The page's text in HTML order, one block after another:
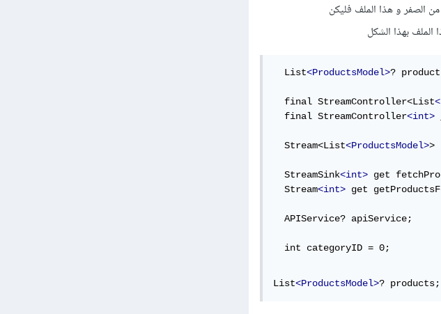
الصفر و هذا الملف فليكن
  List
<ProductsModel>?
  final StreamController<List
  final StreamController
<int>
  Stream<List
<ProductsModel>>
  StreamSink
<int> get
  Stream
<int> get
  APIService? apiService;
  int categoryID = 0;
List<ProductsModel>? products;